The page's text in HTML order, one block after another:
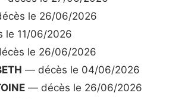
le 26/06/2026
le 11/06/2026
le 26/06/2026
— décès le 04/06/2026
— décès le 26/06/2026